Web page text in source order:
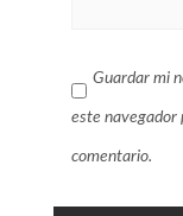
Guardar mi
este navegador
comentario.